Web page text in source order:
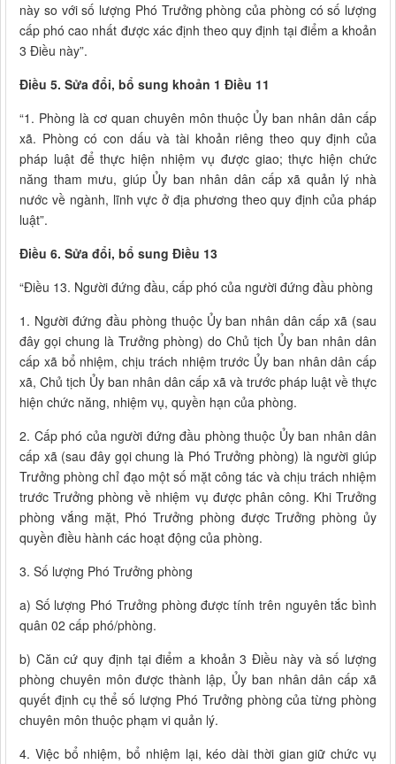
này so với số lượng Phó Trưởng phòng của phòng có số lượng
cấp phó cao nhất được xác định theo quy định tại điểm a khoản
3 Điều này”.
Điều 5. Sửa đổi, bổ sung khoản 1 Điều 11
“1. Phòng là cơ quan chuyên môn thuộc Ủy ban nhân dân cấp
xã. Phòng có con dấu và tài khoản riêng theo quy định của
pháp luật để thực hiện nhiệm vụ được giao; thực hiện chức
năng tham mưu, giúp Ủy ban nhân dân cấp xã quản lý nhà
nước về ngành, lĩnh vực ở địa phương theo quy định của pháp
luật”.
Điều 6. Sửa đổi, bổ sung Điều 13
“Điều 13. Người đứng đầu, cấp phó của người đứng đầu phòng
1. Người đứng đầu phòng thuộc Ủy ban nhân dân cấp xã (sau
đây gọi chung là Trưởng phòng) do Chủ tịch Ủy ban nhân dân
cấp xã bổ nhiệm, chịu trách nhiệm trước Ủy ban nhân dân cấp
xã, Chủ tịch Ủy ban nhân dân cấp xã và trước pháp luật về thực
hiện chức năng, nhiệm vụ, quyền hạn của phòng.
2. Cấp phó của người đứng đầu phòng thuộc Ủy ban nhân dân
cấp xã (sau đây gọi chung là Phó Trưởng phòng) là người giúp
Trưởng phòng chỉ đạo một số mặt công tác và chịu trách nhiệm
trước Trưởng phòng về nhiệm vụ được phân công. Khi Trưởng
phòng vắng mặt, Phó Trưởng phòng được Trưởng phòng ủy
quyền điều hành các hoạt động của phòng.
3. Số lượng Phó Trưởng phòng
a) Số lượng Phó Trưởng phòng được tính trên nguyên tắc bình
quân 02 cấp phó/phòng.
b) Căn cứ quy định tại điểm a khoản 3 Điều này và số lượng
phòng chuyên môn được thành lập, Ủy ban nhân dân cấp xã
quyết định cụ thể số lượng Phó Trưởng phòng của từng phòng
chuyên môn thuộc phạm vi quản lý.
4. Việc bổ nhiệm, bổ nhiệm lại, kéo dài thời gian giữ chức vụ